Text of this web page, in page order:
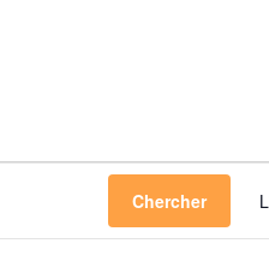
Chercher